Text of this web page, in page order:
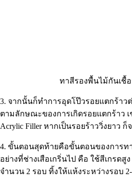
ทาสีรองพื้นไม้กันเชื้อรา
3. จากนั้นก็ทำการอุดโป๊วรอยแตกร้าว
ตามลักษณะของการเกิดรอยแตกร้าว
Acrylic Filler หากเป็นรอยร้าววิ่งยาว ก็
4. ขั้นตอนสุดท้ายคือขั้นตอนของการท
อย่างที่ช่างเสือเกริ่นไป คือ ใช้สีเกรดสู
จำนวน 2 รอบ ทิ้งให้แห้งระหว่างรอบ